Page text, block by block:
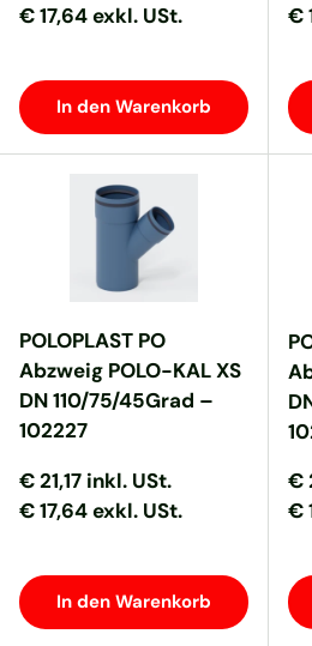
€ 17,64 exkl. USt.
In den Warenkorb
€
POLOPLAST PO
Abzweig POLO-KAL XS
DN 110/75/45Grad –
102227
Normaler Preis
Normaler Preis
€ 21,17 inkl. USt.
€ 17,64 exkl. USt.
In den Warenkorb
€
€